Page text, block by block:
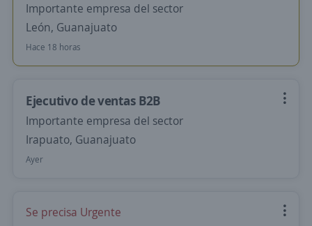
Importante empresa del sector
León, Guanajuato
Hace 18 horas
Ejecutivo de ventas B2B
Importante empresa del sector
Irapuato, Guanajuato
Ayer
Se precisa Urgente